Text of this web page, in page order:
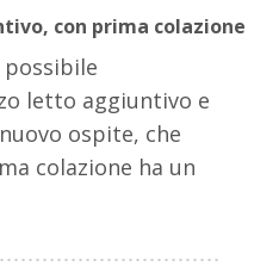
con prima colazione
possibile
letto aggiuntivo e
ospite, che
colazione ha un